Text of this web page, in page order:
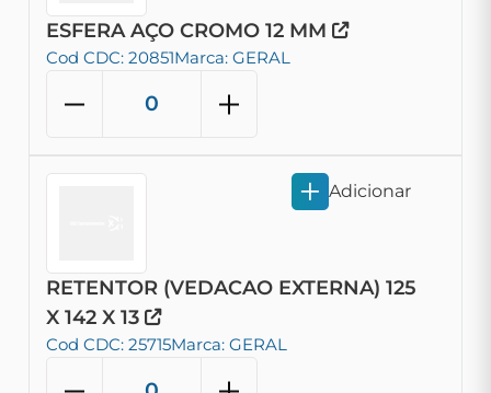
ESFERA AÇO CROMO 12 MM
Cod CDC: 20851Marca: GERAL
RETENTOR (VEDACAO EXTERNA) 125
X 142 X 13
Cod CDC: 25715Marca: GERAL
Adicionar